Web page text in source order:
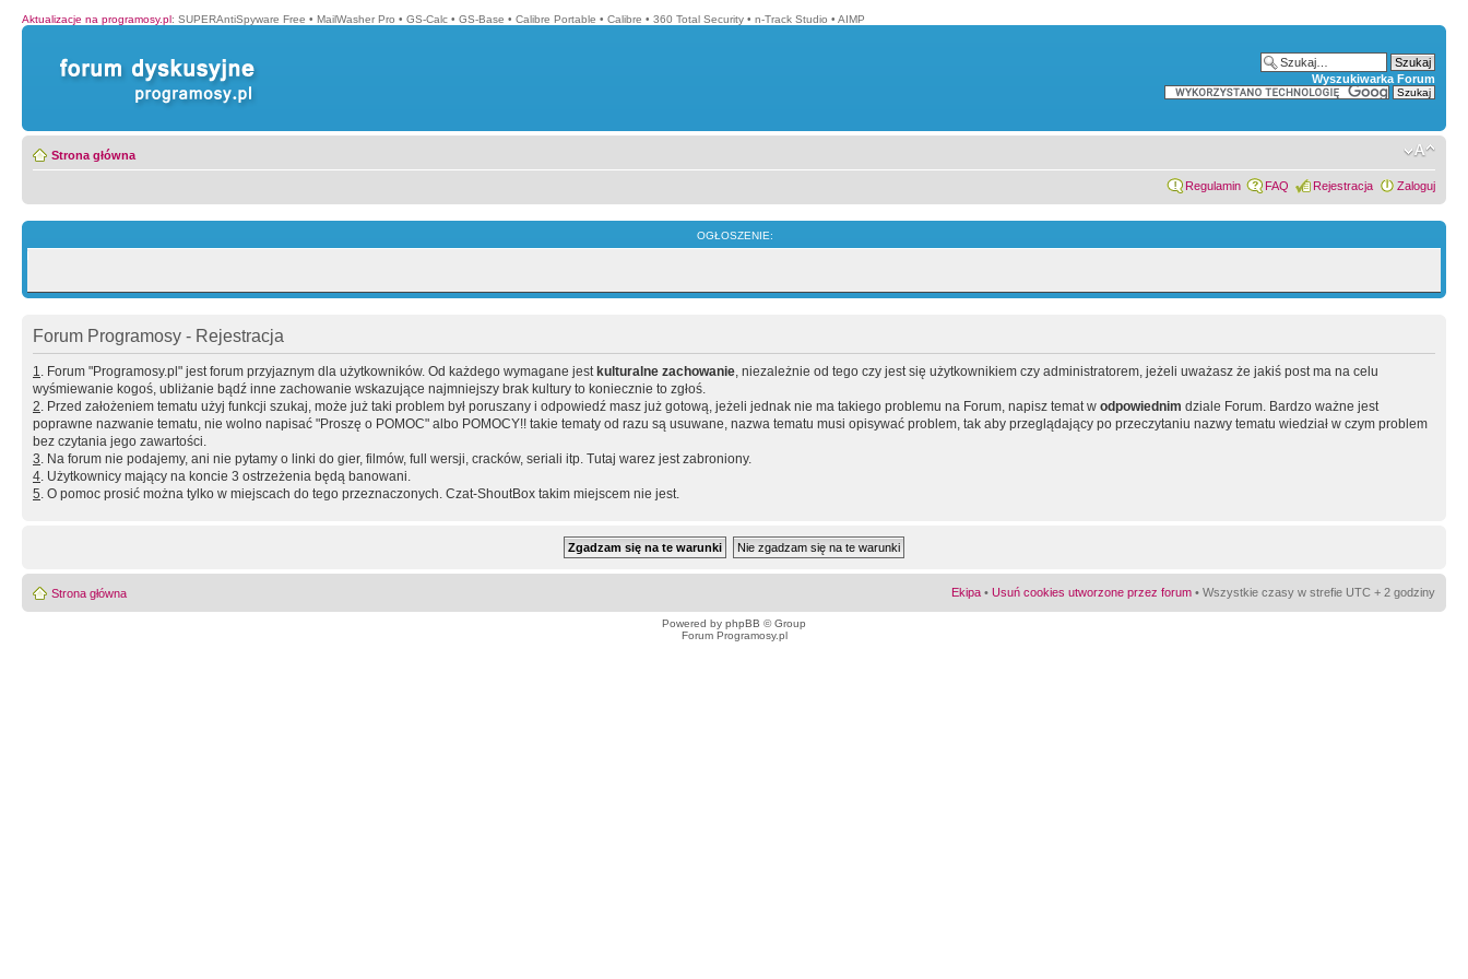
Aktualizacje na programosy.pl: SUPERAntiSpyware Free • MailWasher Pro • GS-Calc • GS-Base • Calibre Portable • Calibre • 360 Total Security • n-Track Studio • AIMP
Wyszukiwarka Forum
Strona główna
Regulamin FAQ Rejestracja Zaloguj
OGŁOSZENIE:
Forum Programosy - Rejestracja
1. Forum "Programosy.pl" jest forum przyjaznym dla użytkowników. Od każdego wymagane jest kulturalne zachowanie, niezależnie od tego czy jest się użytkownikiem czy administratorem, jeżeli uważasz że jakiś post ma na celu
wyśmiewanie kogoś, ubliżanie bądź inne zachowanie wskazujące najmniejszy brak kultury to koniecznie to zgłoś.
2. Przed założeniem tematu użyj funkcji szukaj, może już taki problem był poruszany i odpowiedź masz już gotową, jeżeli jednak nie ma takiego problemu na Forum, napisz temat w odpowiednim dziale Forum. Bardzo ważne jest
poprawne nazwanie tematu, nie wolno napisać "Proszę o POMOC" albo POMOCY!! takie tematy od razu są usuwane, nazwa tematu musi opisywać problem, tak aby przeglądający po przeczytaniu nazwy tematu wiedział w czym problem
bez czytania jego zawartości.
3. Na forum nie podajemy, ani nie pytamy o linki do gier, filmów, full wersji, cracków, seriali itp. Tutaj warez jest zabroniony.
4. Użytkownicy mający na koncie 3 ostrzeżenia będą banowani.
5. O pomoc prosić można tylko w miejscach do tego przeznaczonych. Czat-ShoutBox takim miejscem nie jest.
Strona główna Ekipa • Usuń cookies utworzone przez forum • Wszystkie czasy w strefie UTC + 2 godziny
Powered by phpBB © Group
Forum Programosy.pl